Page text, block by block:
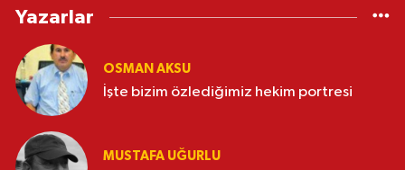
Yazarlar
OSMAN AKSU
İşte bizim özlediğimiz hekim portresi
MUSTAFA UĞURLU